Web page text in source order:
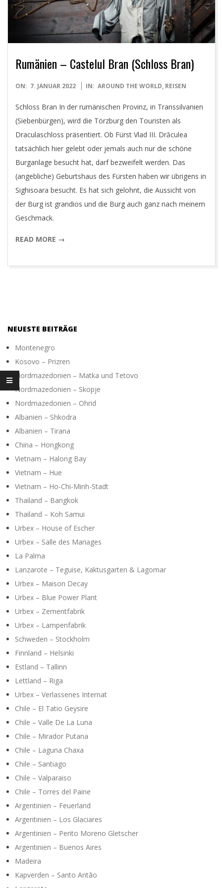
G
T
A
L
P
H
O
T
G
R
A
P
H
Y
Rumänien – Castelul Bran (Schloss Bran)
2022-
07
ON: 7. JANUAR 2022 IN: AROUND THE WORLD, REISEN
Schloss Bran In der rumänischen Provinz, in Transsilvanien
(Siebenbürgen), wird die Törzburg den Touristen als
Draculaschloss präsentiert. Ob Fürst Vlad III. Drăculea
tatsächlich hier gelebt oder jemals auch nur die schöne
Burganlage besucht hat, darf bezweifelt werden. Das
(angebliche) Geburtshaus des Fürsten haben wir übrigens in
Sighisoara besucht. Es hat sich gelohnt, die Aussicht von
der Burg ist grandios und die Burg auch ganz nach meinem
Geschmack.
READ MORE →
NEUESTE BEITRÄGE
Montenegro
Kosovo – Prizren
Nordmazedonien – Matka und Tetovo
Nordmazedonien – Skopje
Nordmazedonien – Ohrid
Albanien – Shkodra
Albanien – Tirana
China – Hongkong
Vietnam – Halong Bay
Vietnam – Hue
Vietnam – Ho-Chi-Minh-Stadt
Thailand – Bangkok
Thailand – Koh Samui
Urbex – House of Escher
Urbex – Salle des Mariages
La Palma
Lanzarote – Teguise, Kaktusgarten & Lagomar
Urbex – Maison Decay
Urbex – Blue Power Plant
Urbex – Zementfabrik
Urbex – Lampenfabrik
Schweden – Stockholm
Finnland – Helsinki
Estland – Tallinn
Lettland – Riga
Urbex – Verlassenes Internat
Chile – El Tatio Geysire
Chile – Valle De La Luna
Chile – Mirador Putana
Chile – Laguna Chaxa
Chile – Santiago
Chile – Valparaiso
Chile – Torres del Paine
Argentinien – Feuerland
Argentinien – Los Glaciares
Argentinien – Perito Moreno Gletscher
Argentinien – Buenos Aires
Madeira
Kapverden – Santo Antão